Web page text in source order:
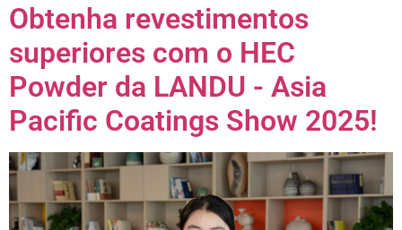
Obtenha revestimentos
superiores com o HEC
Powder da LANDU - Asia
Pacific Coatings Show 2025!